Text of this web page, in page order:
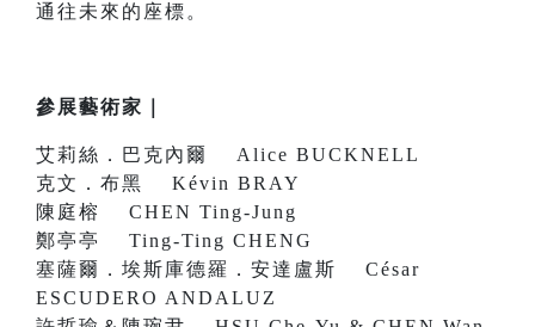
通往未來的座標。
參展藝術家｜
艾莉絲．巴克內爾 Alice BUCKNELL
克文．布黑 Kévin BRAY
陳庭榕 CHEN Ting-Jung
鄭亭亭 Ting-Ting CHENG
塞薩爾．埃斯庫德羅．安達盧斯 César
ESCUDERO ANDALUZ